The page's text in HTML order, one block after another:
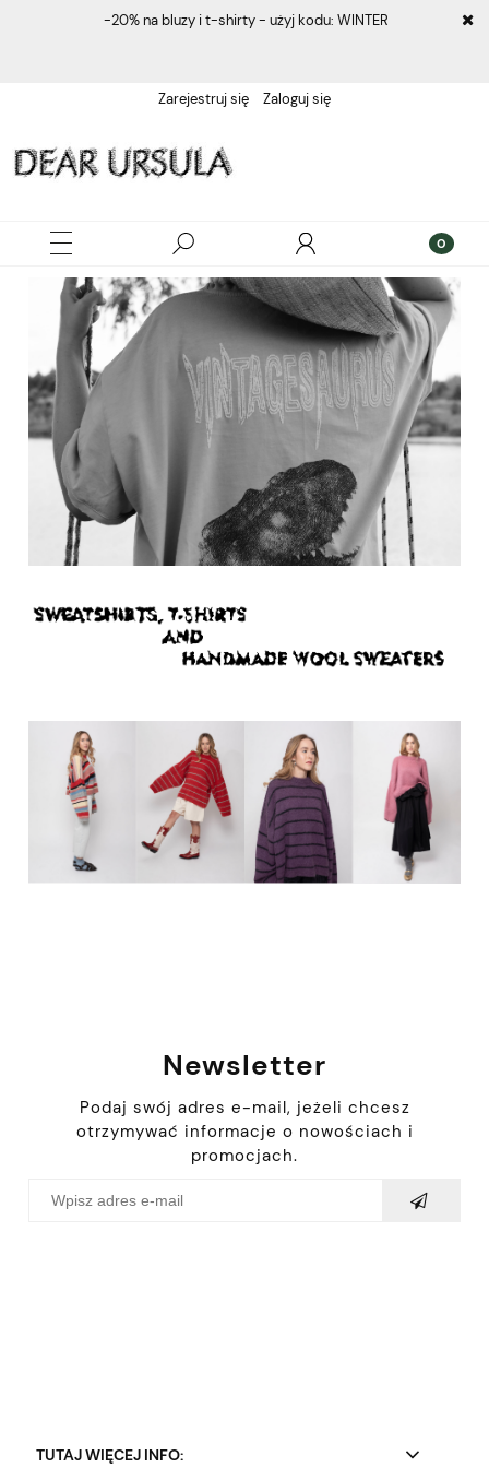
-20% na bluzy i t-shirty - użyj kodu: WINTER
Zarejestruj się Zaloguj się
Newsletter
Podaj swój adres e-mail, jeżeli chcesz
otrzymywać informacje o nowościach i
promocjach.
TUTAJ WIĘCEJ INFO: